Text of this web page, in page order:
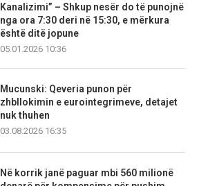
Kanalizimi” – Shkup nesër do të punojnë
nga ora 7:30 deri në 15:30, e mërkura
është ditë jopune
05.01.2026 10:36
Mucunski: Qeveria punon për
zhbllokimin e eurointegrimeve, detajet
nuk thuhen
03.08.2026 16:35
Në korrik janë paguar mbi 560 milionë